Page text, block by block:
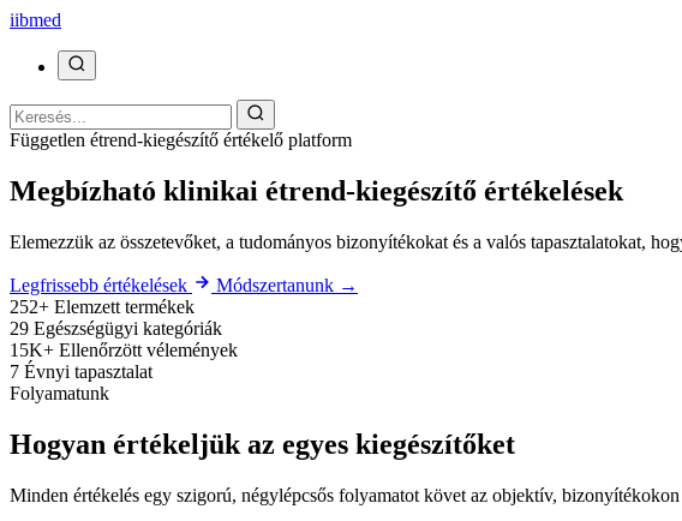
iibmed
Független étrend-kiegészítő értékelő platform
Megbízható klinikai étrend-kiegészítő értékelések
Elemezzük az összetevőket, a tudományos bizonyítékokat és a valós tapasztalatokat,
Legfrissebb értékelések
Módszertanunk →
252+ Elemzett termékek
29 Egészségügyi kategóriák
15K+ Ellenőrzött vélemények
7 Évnyi tapasztalat
Folyamatunk
Hogyan értékeljük az egyes kiegészítőket
Minden értékelés egy szigorú, négylépcsős folyamatot követ az objektív, bizonyítékokon